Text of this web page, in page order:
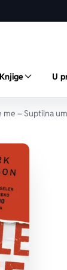
Knjige U
me – Suptilna